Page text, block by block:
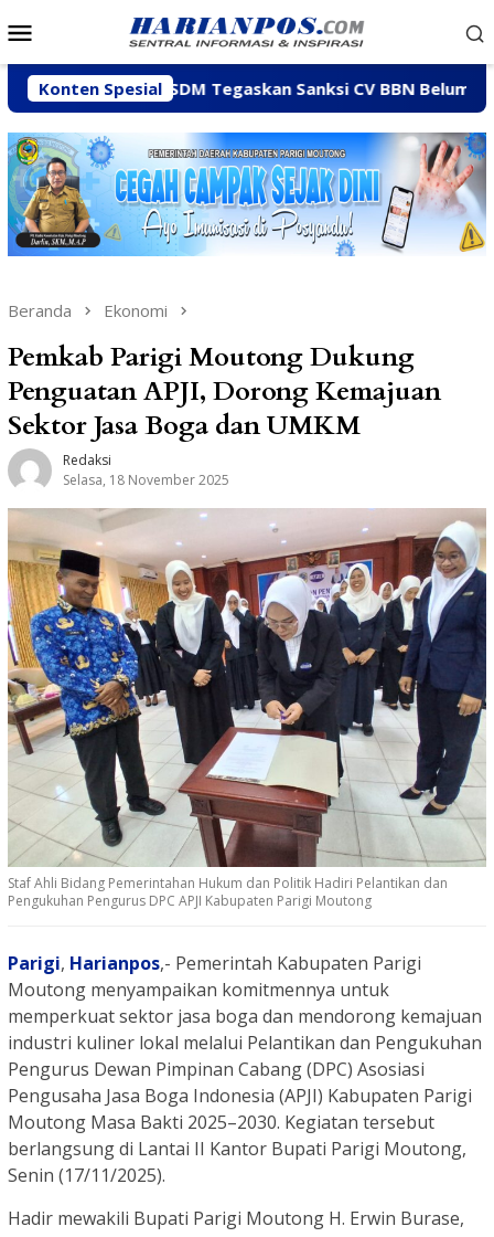
ke
Mobile
Konten Spesial
ESDM Tegaskan Sanksi CV BBN Belum Dicabut,
Beranda Ekonomi
Pemkab Parigi Moutong Dukung
Penguatan APJI, Dorong Kemajuan
Sektor Jasa Boga dan UMKM
Redaksi
Selasa, 18 November 2025
Staf Ahli Bidang Pemerintahan Hukum dan Politik Hadiri Pelantikan dan
Pengukuhan Pengurus DPC APJI Kabupaten Parigi Moutong
Parigi, Harianpos,- Pemerintah Kabupaten Parigi
Moutong menyampaikan komitmennya untuk
memperkuat sektor jasa boga dan mendorong kemajuan
industri kuliner lokal melalui Pelantikan dan Pengukuhan
Pengurus Dewan Pimpinan Cabang (DPC) Asosiasi
Pengusaha Jasa Boga Indonesia (APJI) Kabupaten Parigi
Moutong Masa Bakti 2025–2030. Kegiatan tersebut
berlangsung di Lantai II Kantor Bupati Parigi Moutong,
Senin (17/11/2025).
Hadir mewakili Bupati Parigi Moutong H. Erwin Burase,